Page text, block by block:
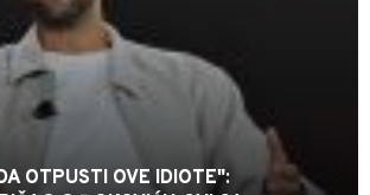
OTPUSTI OVE IDIOTE":